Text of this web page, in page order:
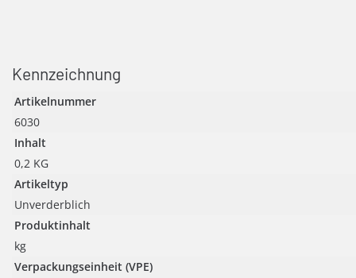
Kennzeichnung
Artikelnummer
6030
Inhalt
0,2 KG
Artikeltyp
Unverderblich
Produktinhalt
kg
Verpackungseinheit (VPE)